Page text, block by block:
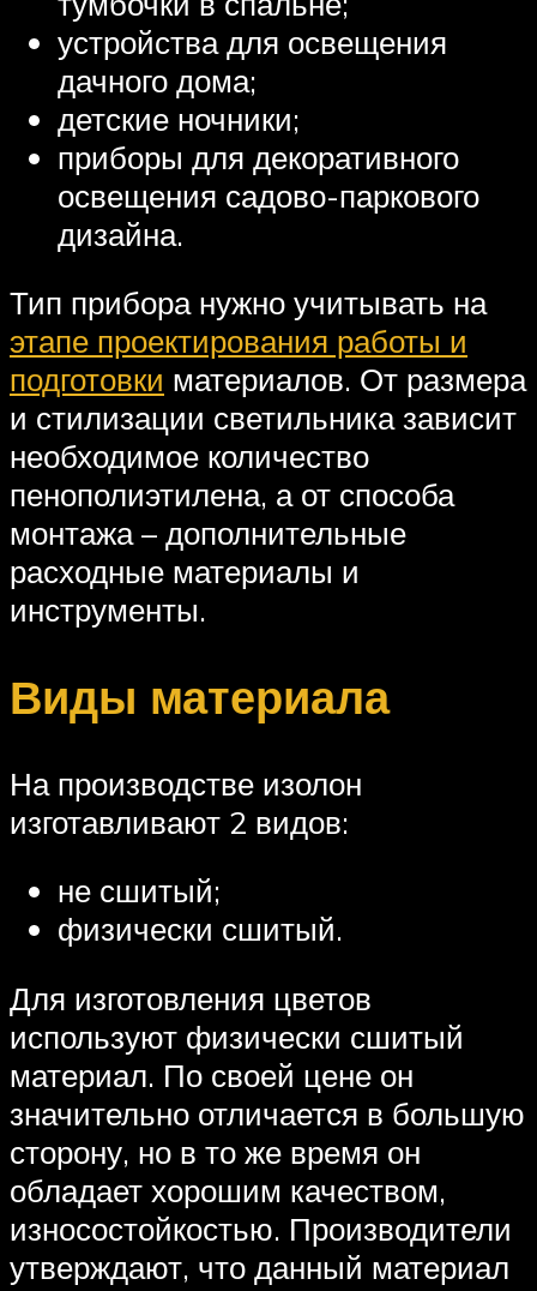
устройства для освещения
дачного дома;
детские ночники;
приборы для декоративного
освещения садово-паркового
дизайна.
Тип прибора нужно учитывать на
этапе проектирования работы и
подготовки материалов. От размера
и стилизации светильника зависит
необходимое количество
пенополиэтилена, а от способа
монтажа – дополнительные
расходные материалы и
инструменты.
Виды материала
На производстве изолон
изготавливают 2 видов:
не сшитый;
физически сшитый.
Для изготовления цветов
используют физически сшитый
материал. По своей цене он
значительно отличается в большую
сторону, но в то же время он
обладает хорошим качеством,
износостойкостью. Производители
утверждают, что данный материал